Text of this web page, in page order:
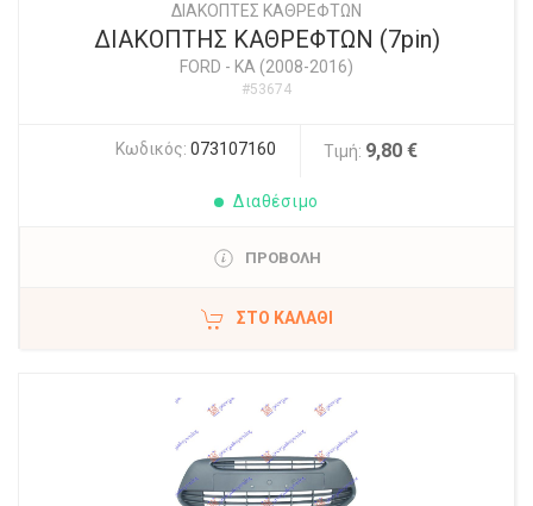
ΔΙΑΚΟΠΤΕΣ ΚΑΘΡΕΦΤΩΝ
ΔΙΑΚΟΠΤΗΣ ΚΑΘΡΕΦΤΩΝ (7pin)
FORD - KA (2008-2016)
#53674
Κωδικός: 073107160 Τιμή: 9,80 €
Διαθέσιμο
ΠΡΟΒΟΛΗ
ΣΤΟ ΚΑΛΆΘΙ